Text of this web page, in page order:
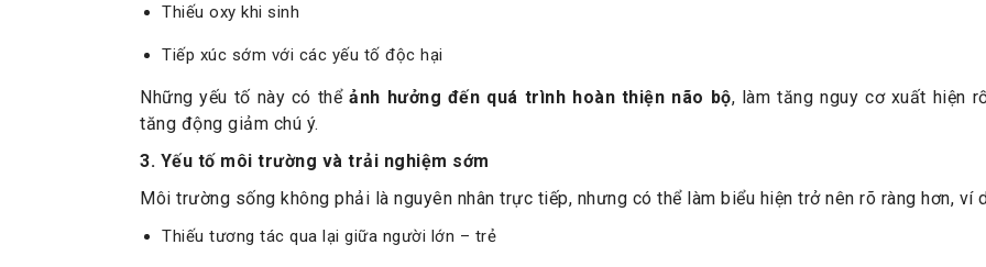
Thiếu oxy khi sinh
Tiếp xúc sớm với các yếu tố độc hại
Những yếu tố này có thểảnh hưởng đến quá trình hoàn thiện não bộ, làm tăng nguy cơ xuất hiện
tăng động giảm chú ý.
3. Yếu tố môi trường và trải nghiệm sớm
Môi trường sống không phải là nguyên nhân trực tiếp, nhưng có thể làm biểu hiện trở nên rõ ràng hơn, ví
Thiếu tương tác qua lại giữa người lớn – trẻ